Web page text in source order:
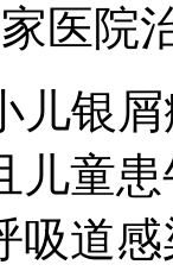
家医院
银屑
儿童
吸道